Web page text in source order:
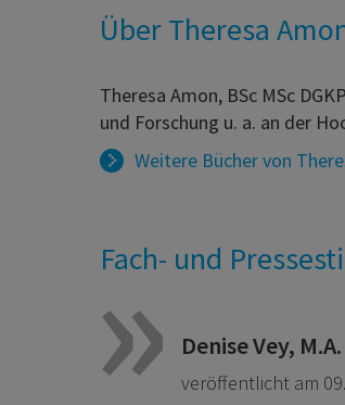
Über Theresa
Theresa Amon, BSc MSc
und Forschung u. a. an der
Weitere Bücher von
Fach- und
Denise Vey,
veröffentlicht am